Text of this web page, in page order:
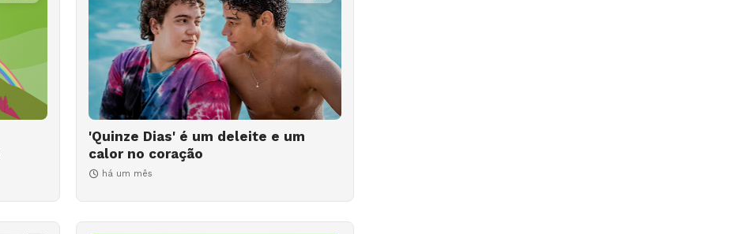
'Quinze Dias' é um deleite e um
calor no coração
há um mês